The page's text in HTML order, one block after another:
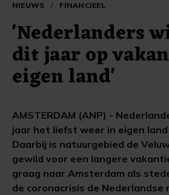
NIEUWS / FINANCIEEL
'Nederlanders
dit jaar op
eigen land'
AMSTERDAM (ANP) -
jaar het liefst weer in eigen
Daarbij is natuurgebied de
gewild voor een langere
graag naar Amsterdam als
de coronacrisis de Nederlandse